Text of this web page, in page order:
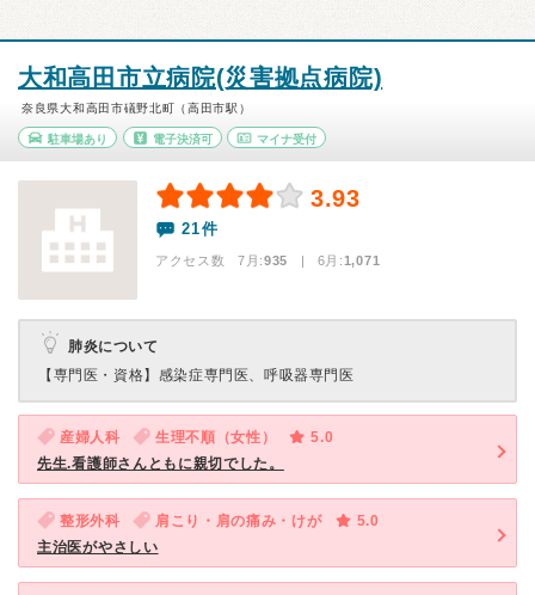
大和高田市立病院(災害拠点病院)
奈良県大和高田市礒野北町（高田市駅）
駐車場あり 電子決済可 マイナ受付
3.93
21件
アクセス数 7月:935 | 6月:1,071
肺炎について
【専門医・資格】 感染症専門医、呼吸器専門医
産婦人科 生理不順（女性）
5.0
先生.看護師さんともに親切でした。
整形外科 肩こり・肩の痛み・けが
5.0
主治医がやさしい